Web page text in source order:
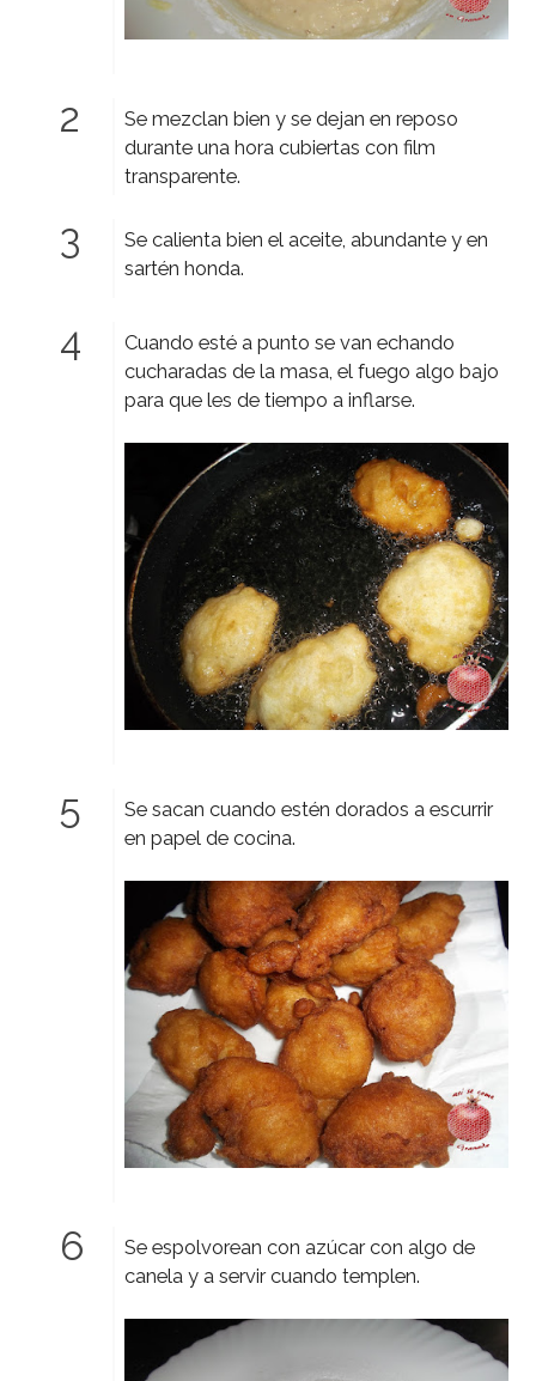
Se mezclan bien y se dejan en reposo
durante una hora cubiertas con film
transparente.
Se calienta bien el aceite, abundante y en
sartén honda.
Cuando esté a punto se van echando
cucharadas de la masa, el fuego algo bajo
para que les de tiempo a inflarse.
Se sacan cuando estén dorados a escurrir
en papel de cocina.
Se espolvorean con azúcar con algo de
canela y a servir cuando templen.